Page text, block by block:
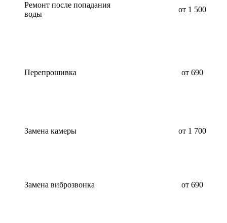
Ремонт после попадания
воды
от 1 500
Перепрошивка от 690
Замена камеры от 1 700
Замена виброзвонка от 690